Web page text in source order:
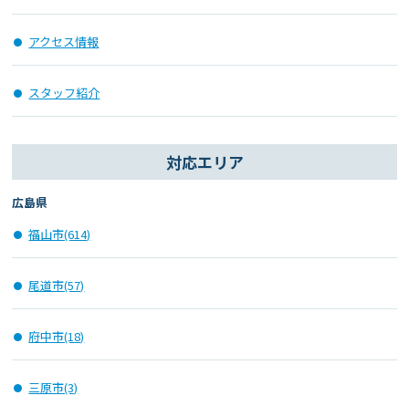
アクセス情報
スタッフ紹介
対応エリア
広島県
福山市(614)
尾道市(57)
府中市(18)
三原市(3)